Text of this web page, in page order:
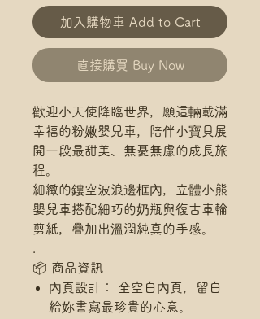
加入購物車 Add to Cart
直接購買 Buy Now
歡迎小天使降臨世界，願這輛載滿
幸福的粉嫩嬰兒車，陪伴小寶貝展
開一段最甜美、無憂無慮的成長旅
程。
細緻的鏤空波浪邊框內，立體小熊
嬰兒車搭配細巧的奶瓶與復古車輪
剪紙，疊加出溫潤純真的手感。
📦 商品資訊
內頁設計： 全空白內頁，留白
給妳書寫最珍貴的心意。